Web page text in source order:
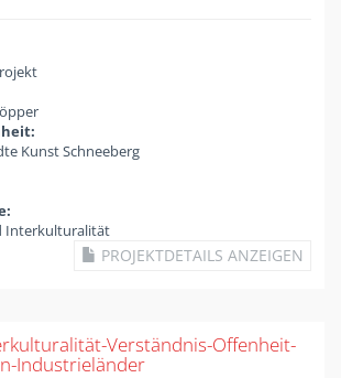
Kunst Schneeberg
Interkulturalität
PROJEKTDETAILS ANZEIGEN
Verständnis-Offenheit-
Industrieländer